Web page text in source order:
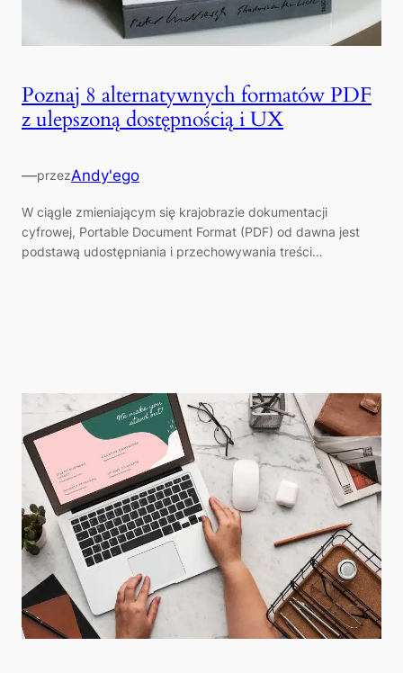
Poznaj 8 alternatywnych formatów PDF
z ulepszoną dostępnością i UX
—przezAndy'ego
W ciągle zmieniającym się krajobrazie dokumentacji
cyfrowej, Portable Document Format (PDF) od dawna jest
podstawą udostępniania i przechowywania treści…